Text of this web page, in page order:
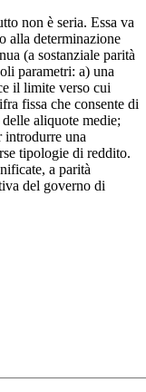
non è seria. Essa va
alla determinazione
(a sostanziale parità
parametri: a) una
il limite verso cui
fissa che consente di
aliquote medie;
introdurre una
tipologie di reddito.
a parità
del governo di